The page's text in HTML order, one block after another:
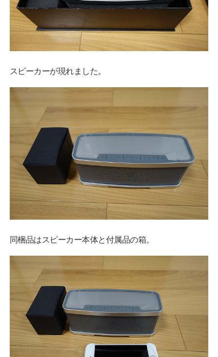
スピーカーが現れました。
同梱品はスピーカー本体と付属品の箱。